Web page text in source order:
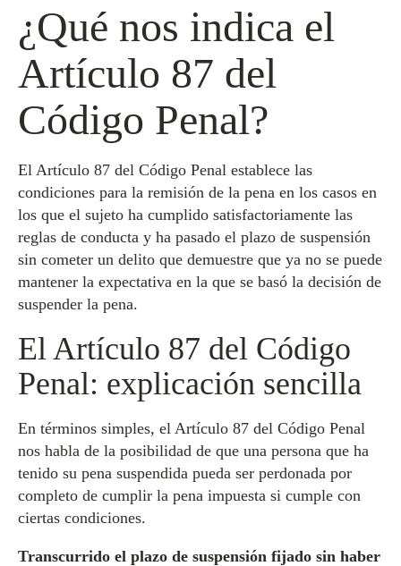
¿Qué nos indica el
Artículo 87 del
Código Penal?
El Artículo 87 del Código Penal establece las
condiciones para la remisión de la pena en los casos en
los que el sujeto ha cumplido satisfactoriamente las
reglas de conducta y ha pasado el plazo de suspensión
sin cometer un delito que demuestre que ya no se puede
mantener la expectativa en la que se basó la decisión de
suspender la pena.
El Artículo 87 del Código
Penal: explicación sencilla
En términos simples, el Artículo 87 del Código Penal
nos habla de la posibilidad de que una persona que ha
tenido su pena suspendida pueda ser perdonada por
completo de cumplir la pena impuesta si cumple con
ciertas condiciones.
Transcurrido el plazo de suspensión fijado sin haber